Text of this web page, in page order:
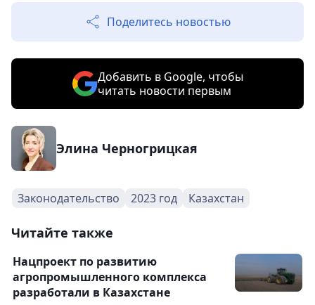
Поделитесь новостью
Добавить в Google, чтобы
читать новости первым
Элина Черногрицкая
Законодательство 2023 год Казахстан
Читайте также
Нацпроект по развитию
агропромышленного комплекса
разработали в Казахстане